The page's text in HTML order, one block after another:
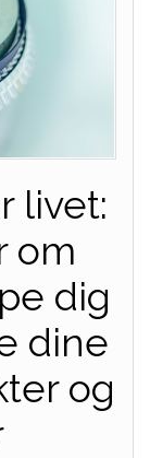
livet:
om
dig
dine
og